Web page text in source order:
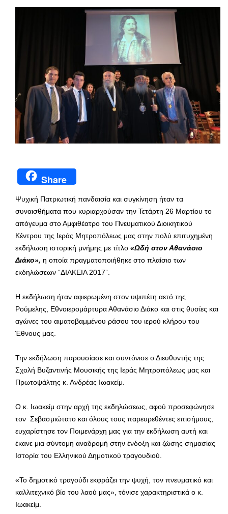
Share
Ψυχική Πατριωτική πανδαισία και συγκίνηση ήταν τα
συναισθήματα που κυριαρχούσαν την Τετάρτη 26 Μαρτίου το
απόγευμα στο Αμφιθέατρο του Πνευματικού Διοικητικού
Κέντρου της Ιεράς Μητροπόλεως μας στην πολύ επιτυχημένη
εκδήλωση ιστορική μνήμης με τίτλο «Ωδή στον Αθανάσιο
Διάκο», η οποία πραγματοποιήθηκε στο πλαίσιο των
εκδηλώσεων “ΔΙΑΚΕΙΑ 2017”.
Η εκδήλωση ήταν αφιερωμένη στον υψιπέτη αετό της
Ρούμελης, Εθνοιερομάρτυρα Αθανάσιο Διάκο και στις θυσίες και
αγώνες του αιματοβαμμένου ράσου του ιερού κλήρου του
Έθνους μας.
Την εκδήλωση παρουσίασε και συντόνισε ο Διευθυντής της
Σχολή Βυζαντινής Μουσικής της Ιεράς Μητροπόλεως μας και
Πρωτοψάλτης κ. Ανδρέας Ιωακείμ.
Ο κ. Ιωακείμ στην αρχή της εκδηλώσεως, αφού προσεφώνησε
τον Σεβασμιώτατο και όλους τους παρευρεθέντες επισήμους,
ευχαρίστησε τον Ποιμενάρχη μας για την εκδήλωση αυτή και
έκανε μια σύντομη αναδρομή στην ένδοξη και ζώσης σημασίας
Ιστορία του Ελληνικού Δημοτικού τραγουδιού.
«Το δημοτικό τραγούδι εκφράζει την ψυχή, τον πνευματικό και
καλλιτεχνικό βίο του λαού μας», τόνισε χαρακτηριστικά ο κ.
Ιωακείμ.